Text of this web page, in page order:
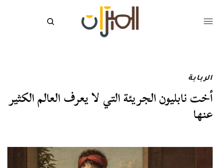
الربابة
أخت نابليون الجريئة التي لا يعرف العالم الكثير
عنها